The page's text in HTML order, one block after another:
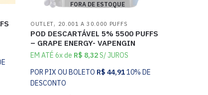
FORA DE ESTOQUE
OUTLET, 20.001 A 30.000 PUFFS
POD DESCARTÁVEL 5% 5500 PUFFS
– GRAPE ENERGY- VAPENGIN
EM ATÉ 6x de R$ 8,32S/ JUROS
POR PIX OU BOLETO R$ 44,9110% DE
DESCONTO